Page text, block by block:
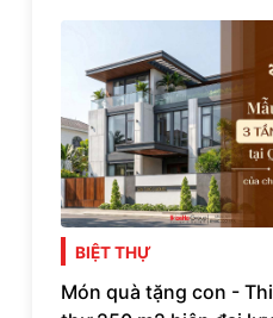
BIỆT THỰ
Món quà tặng con -